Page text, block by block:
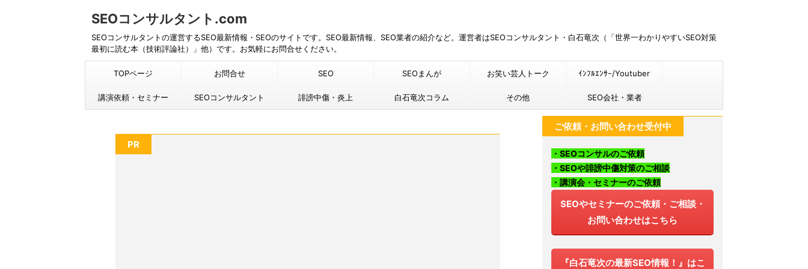
SEOコンサルタント.com
SEOコンサルタントの運営するSEO最新情報・SEOのサイトです。SEO最新情報、SEO業者の紹介など。運営者はSEOコンサルタント・白石竜次（「世界一わかりやすいSEO対策
最初に読む本（技術評論社）」他）です。お気軽にお問合せください。
TOPページ お問合せ SEO SEOまんが お笑い芸人トーク ｲﾝﾌﾙｴﾝｻｰ/Youtuber
講演依頼・セミナー SEOコンサルタント 誹謗中傷・炎上 白石竜次コラム その他 SEO会社・業者
PR
ご依頼・お問い合わせ受付中
・SEOコンサルのご依頼
・SEOや誹謗中傷対策のご相談
・講演会・セミナーのご依頼
SEOやセミナーのご依頼・ご相談・
お問い合わせはこちら
『白石竜次の最新SEO情報！』はこ